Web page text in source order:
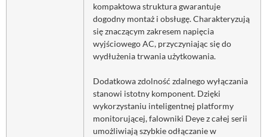
kompaktowa struktura gwarantuje
dogodny montaż i obsługę. Charakteryzują
się znaczącym zakresem napięcia
wyjściowego AC, przyczyniając się do
wydłużenia trwania użytkowania.
Dodatkowa zdolność zdalnego wyłączania
stanowi istotny komponent. Dzięki
wykorzystaniu inteligentnej platformy
monitorującej, falowniki Deye z całej serii
umożliwiają szybkie odłączanie w